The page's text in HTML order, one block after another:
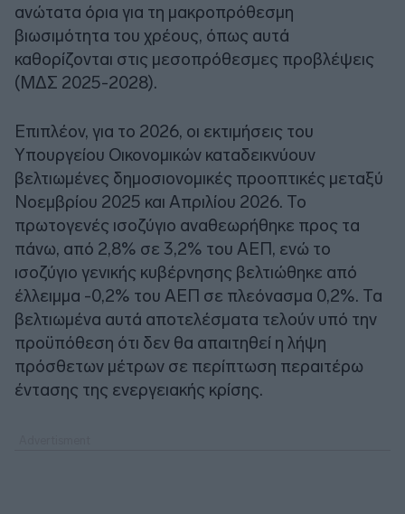
ανώτατα όρια για τη μακροπρόθεσμη
βιωσιμότητα του χρέους, όπως αυτά
καθορίζονται στις μεσοπρόθεσμες προβλέψεις
(ΜΔΣ 2025-2028).
Επιπλέον, για το 2026, οι εκτιμήσεις του
Υπουργείου Οικονομικών καταδεικνύουν
βελτιωμένες δημοσιονομικές προοπτικές μεταξύ
Νοεμβρίου 2025 και Απριλίου 2026. Το
πρωτογενές ισοζύγιο αναθεωρήθηκε προς τα
πάνω, από 2,8% σε 3,2% του ΑΕΠ, ενώ το
ισοζύγιο γενικής κυβέρνησης βελτιώθηκε από
έλλειμμα -0,2% του ΑΕΠ σε πλεόνασμα 0,2%. Τα
βελτιωμένα αυτά αποτελέσματα τελούν υπό την
προϋπόθεση ότι δεν θα απαιτηθεί η λήψη
πρόσθετων μέτρων σε περίπτωση περαιτέρω
έντασης της ενεργειακής κρίσης.